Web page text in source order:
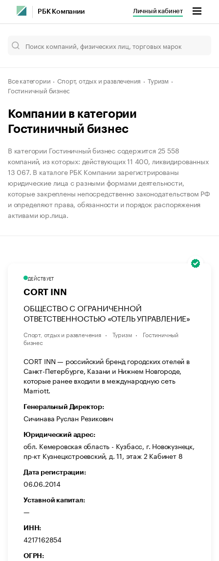
РБК Компании Личный кабинет
Все категории Спорт, отдых и развлечения
Туризм
Гостиничный бизнес
Компании в категории
Гостиничный бизнес
В категории Гостиничный бизнес содержится 25 558
компаний, из которых: действующих 11 400, ликвидированных
13 067. В каталоге РБК Компании зарегистрированы
юридические лица с разными формами деятельности,
которые закреплены непосредственно законодательством РФ
и определяют права, обязанности и порядок распоряжения
активами юр.лица.
ДЕЙСТВУЕТ
CORT INN
ОБЩЕСТВО С ОГРАНИЧЕННОЙ
ОТВЕТСТВЕННОСТЬЮ «ОТЕЛЬ УПРАВЛЕНИЕ»
Спорт, отдых и развлечения Туризм
Гостиничный
бизнес
CORT INN — российский бренд городских отелей в
Санкт-Петербурге, Казани и Нижнем Новгороде,
которые ранее входили в международную сеть
Marriott.
Генеральный Директор:
Сичинава Руслан Резикович
Юридический адрес:
обл. Кемеровская область - Кузбасс, г. Новокузнецк,
пр-кт Кузнецкстроевский, д. 11, этаж 2 Кабинет 8
Дата регистрации:
06.06.2014
Уставной капитал:
—
ИНН:
4217162854
ОГРН: